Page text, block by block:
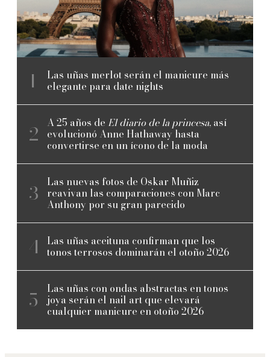
Las uñas merlot serán el manicure más
elegante para date nights
A 25 años de El diario de la princesa, así
evolucionó Anne Hathaway hasta
convertirse en un ícono de la moda
Las nuevas fotos de Oskar Muñiz
reavivan las comparaciones con Marc
Anthony por su gran parecido
Las uñas aceituna confirman que los
tonos terrosos dominarán el otoño 2026
Las uñas con ondas abstractas en tonos
joya serán el nail art que elevará
cualquier manicure en otoño 2026